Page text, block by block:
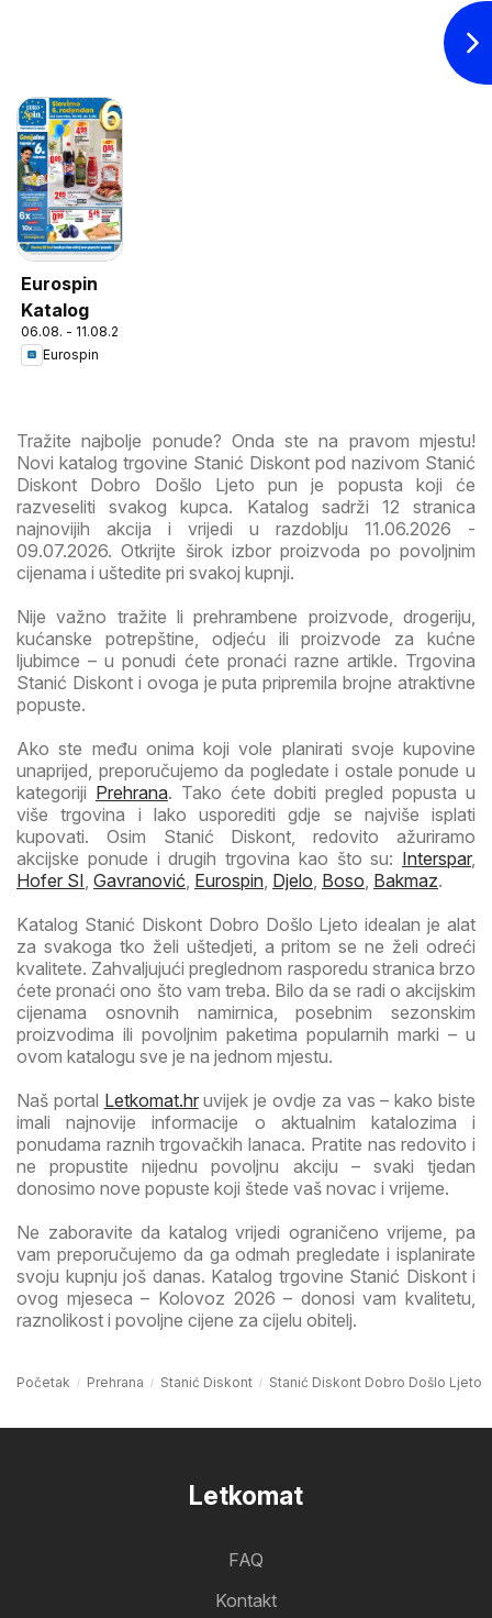
Eurospin
Katalog
06.08. - 11.08.2026
Eurospin
Tražite najbolje ponude? Onda ste na pravom mjestu!
Novi katalog trgovine Stanić Diskont pod nazivom Stanić
Diskont Dobro Došlo Ljeto pun je popusta koji će
razveseliti svakog kupca. Katalog sadrži 12 stranica
najnovijih akcija i vrijedi u razdoblju 11.06.2026 -
09.07.2026. Otkrijte širok izbor proizvoda po povoljnim
cijenama i uštedite pri svakoj kupnji.
Nije važno tražite li prehrambene proizvode, drogeriju,
kućanske potrepštine, odjeću ili proizvode za kućne
ljubimce – u ponudi ćete pronaći razne artikle. Trgovina
Stanić Diskont i ovoga je puta pripremila brojne atraktivne
popuste.
Ako ste među onima koji vole planirati svoje kupovine
unaprijed, preporučujemo da pogledate i ostale ponude u
kategoriji Prehrana. Tako ćete dobiti pregled popusta u
više trgovina i lako usporediti gdje se najviše isplati
kupovati. Osim Stanić Diskont, redovito ažuriramo
akcijske ponude i drugih trgovina kao što su: Interspar,
Hofer SI Gavranović Eurospin Djelo Boso Bakmaz.
Katalog Stanić Diskont Dobro Došlo Ljeto idealan je alat
za svakoga tko želi uštedjeti, a pritom se ne želi odreći
kvalitete. Zahvaljujući preglednom rasporedu stranica brzo
ćete pronaći ono što vam treba. Bilo da se radi o akcijskim
cijenama osnovnih namirnica, posebnim sezonskim
proizvodima ili povoljnim paketima popularnih marki – u
ovom katalogu sve je na jednom mjestu.
Naš portal Letkomat.hruvijek je ovdje za vas – kako biste
imali najnovije informacije o aktualnim katalozima i
ponudama raznih trgovačkih lanaca. Pratite nas redovito i
ne propustite nijednu povoljnu akciju – svaki tjedan
donosimo nove popuste koji štede vaš novac i vrijeme.
Ne zaboravite da katalog vrijedi ograničeno vrijeme, pa
vam preporučujemo da ga odmah pregledate i isplanirate
svoju kupnju još danas. Katalog trgovine Stanić Diskont i
ovog mjeseca – Kolovoz 2026 – donosi vam kvalitetu,
raznolikost i povoljne cijene za cijelu obitelj.
Početak Prehrana Stanić Diskont Stanić Diskont Dobro Došlo Ljeto
Letkomat
FAQ
Kontakt